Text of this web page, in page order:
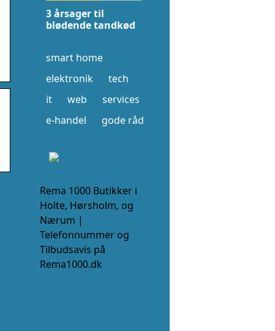
3 årsager til
blødende tandkød
smart home
elektronik
tech
it
web
services
e-handel
gode råd
Rema 1000 Butikker i
Holte, Hørsholm, og
Nærum |
Telefonnummer og
Tilbudsavis på
Rema1000.dk